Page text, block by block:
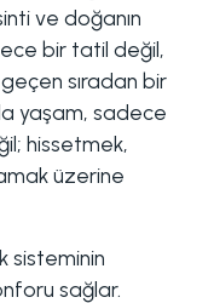
ve doğanın
bir tatil değil,
sıradan bir
yaşam, sadece
hissetmek,
üzerine
sisteminin
sağlar.